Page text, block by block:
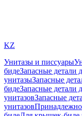
KZ
Унитазы и писсуары
бидеЗапасные детали
унитазыЗапасные
бидеЗапасные
унитазовЗапасные
унитазов